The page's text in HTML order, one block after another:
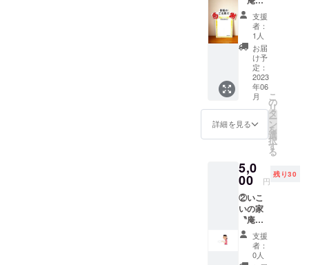
――お 願
い―― ・支援
時、必ず備考欄
に掲載を希望さ
れるお名前をご
記入ください
だきま
す。
内の
「感謝
の掲示
板」に
お名前
を掲
示 ・
掲載期
間 プ
ロジェ
クト終
了後～
２０２
月３１
日まで
の間 ・
掲載方
法 文
字、ロ
ゴ・バ
ナー掲
載可
支援
者：
1人
お届
け予
定：
2023
年06
月
詳細を見る
こ
の
リ
タ
ー
ン
を
選
択
す
る
5,0
00 円
残り30
②いこ
いの家
〝庵〟
広報用
チラシ
内にお
支援
者：
0人